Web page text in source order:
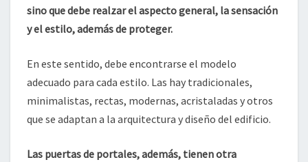
sino que debe realzar el aspecto general, la sensación
y el estilo, además de proteger.
En este sentido, debe encontrarse el modelo
adecuado para cada estilo. Las hay tradicionales,
minimalistas, rectas, modernas, acristaladas y otros
que se adaptan a la arquitectura y diseño del edificio.
Las puertas de portales, además, tienen otra